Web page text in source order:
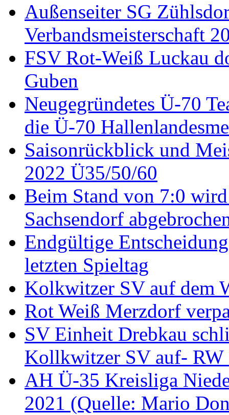
Außenseiter SG
Verbandsmeisterschaft
FSV Rot-Weiß Luckau
Guben
Neugegründetes Ü-70
die Ü-70
Saisonrückblick und
2022 Ü35/50/60
Beim Stand von 7:0
Sachsendorf
Endgültige
letzten Spieltag
Kolkwitzer SV auf dem
Rot Weiß Merzdorf
SV Einheit Drebkau
Kollkwitzer SV auf-
AH Ü-35 Kreisliga
2021 (Quelle: Mario